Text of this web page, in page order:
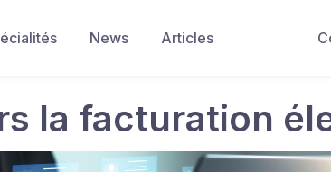
News Articles
la facturation